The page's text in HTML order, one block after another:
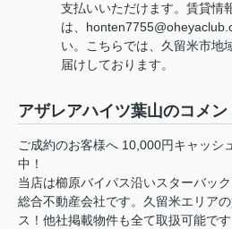
支払いいただけます。賃貸情
は、
い。こちらでは、久留米市地
届けしております。
アザレアハイツ葉山のコメ
ご成約のお客様へ 10,000円キャッシ
中！
当店は櫛原バイパス沿いスターバッ
総合不動産会社です。久留米エリア
ス！他社掲載物件も全て取扱可能で